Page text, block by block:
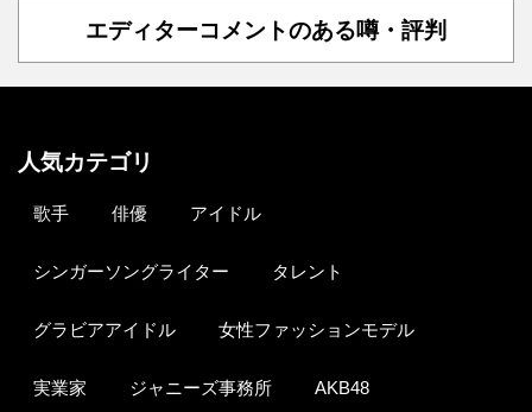
エディターコメントのある噂・評判
人気カテゴリ
歌手 俳優 アイドル
シンガーソングライター タレント
グラビアアイドル 女性ファッションモデル
実業家 ジャニーズ事務所 AKB48